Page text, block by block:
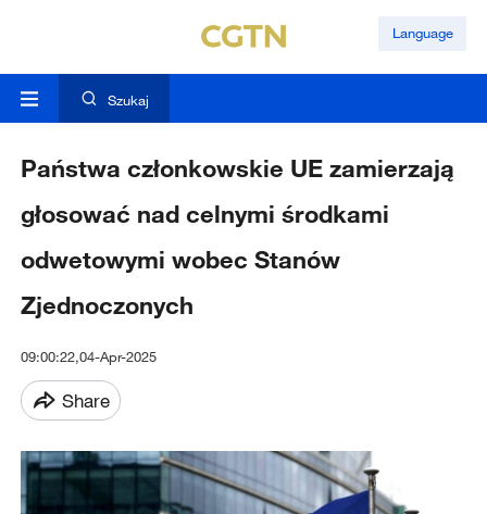
Language
Szukaj
Państwa członkowskie UE zamierzają
głosować nad celnymi środkami
odwetowymi wobec Stanów
Zjednoczonych
09:00:22,04-Apr-2025
Share